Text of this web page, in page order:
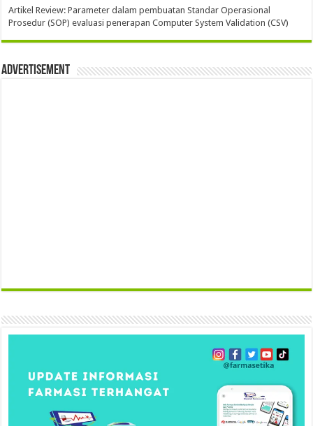
Artikel Review: Parameter dalam pembuatan Standar Operasional
Prosedur (SOP) evaluasi penerapan Computer System Validation (CSV)
Advertisement